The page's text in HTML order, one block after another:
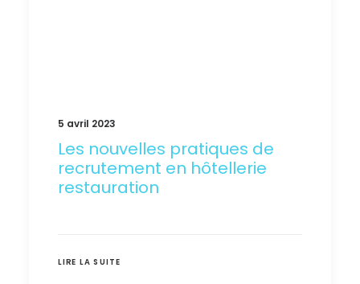
5 avril 2023
Les nouvelles pratiques de
recrutement en hôtellerie
restauration
LIRE LA SUITE